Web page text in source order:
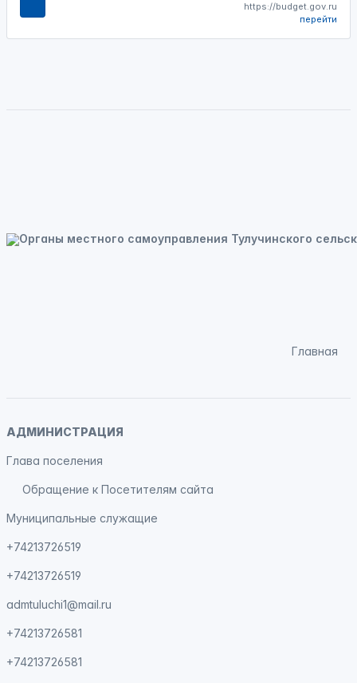
https://budget.gov.ru
перейти
Главная
АДМИНИСТРАЦИЯ
Глава поселения
Обращение к Посетителям сайта
Муниципальные служащие
+74213726519
+74213726519
admtuluchi1@mail.ru
+74213726581
+74213726581